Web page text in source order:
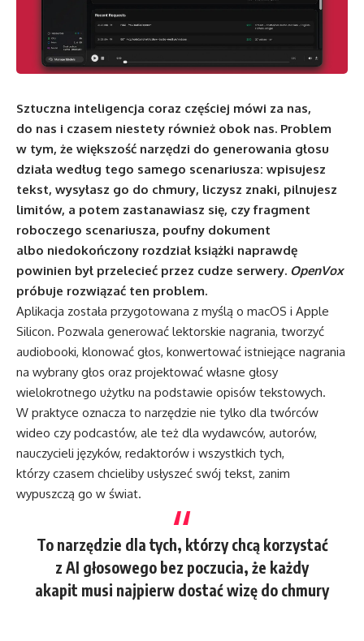
Sztuczna inteligencja coraz częściej mówi za nas,
do nas i czasem niestety również obok nas. Problem
w tym, że większość narzędzi do generowania głosu
działa według tego samego scenariusza: wpisujesz
tekst, wysyłasz go do chmury, liczysz znaki, pilnujesz
limitów, a potem zastanawiasz się, czy fragment
roboczego scenariusza, poufny dokument
albo niedokończony rozdział książki naprawdę
powinien był przelecieć przez cudze serwery. OpenVox
próbuje rozwiązać ten problem.
Aplikacja została przygotowana z myślą o macOS i Apple
Silicon. Pozwala generować lektorskie nagrania, tworzyć
audiobooki, klonować głos, konwertować istniejące nagrania
na wybrany głos oraz projektować własne głosy
wielokrotnego użytku na podstawie opisów tekstowych.
W praktyce oznacza to narzędzie nie tylko dla twórców
wideo czy podcastów, ale też dla wydawców, autorów,
nauczycieli języków, redaktorów i wszystkich tych,
którzy czasem chcieliby usłyszeć swój tekst, zanim
wypuszczą go w świat.
To narzędzie dla tych, którzy chcą korzystać
z AI głosowego bez poczucia, że każdy
akapit musi najpierw dostać wizę do chmury